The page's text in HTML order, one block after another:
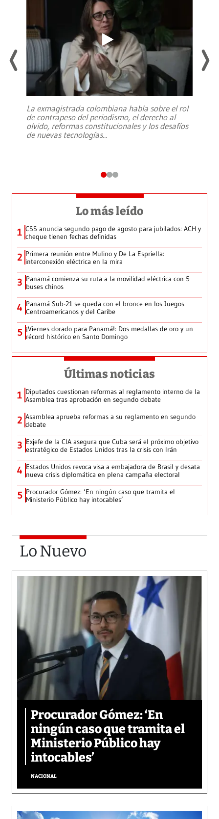
La exmagistrada colombiana habla sobre el rol
de contrapeso del periodismo, el derecho al
olvido, reformas constitucionales y los desafíos
de nuevas tecnologías...
Lo más leído
1 CSS anuncia segundo pago de agosto para jubilados: ACH y
cheque tienen fechas definidas
2 Primera reunión entre Mulino y De La Espriella:
interconexión eléctrica en la mira
3 Panamá comienza su ruta a la movilidad eléctrica con 5
buses chinos
4 Panamá Sub-21 se queda con el bronce en los Juegos
Centroamericanos y del Caribe
5 ¡Viernes dorado para Panamá!: Dos medallas de oro y un
récord histórico en Santo Domingo
Últimas noticias
1 Diputados cuestionan reformas al reglamento interno de la
Asamblea tras aprobación en segundo debate
2 Asamblea aprueba reformas a su reglamento en segundo
debate
3 Exjefe de la CIA asegura que Cuba será el próximo objetivo
estratégico de Estados Unidos tras la crisis con Irán
4 Estados Unidos revoca visa a embajadora de Brasil y desata
nueva crisis diplomática en plena campaña electoral
5 Procurador Gómez: ‘En ningún caso que tramita el
Ministerio Público hay intocables’
Lo Nuevo
Procurador Gómez: ‘En
ningún caso que tramita el
Ministerio Público hay
intocables’
NACIONAL